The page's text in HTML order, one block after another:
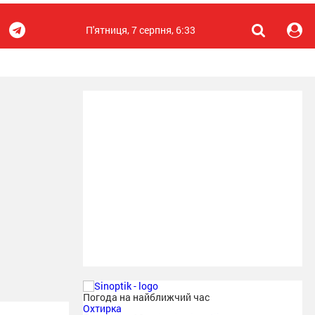
П'ятниця, 7 серпня, 6:33
Погода на найближчий час
Охтирка